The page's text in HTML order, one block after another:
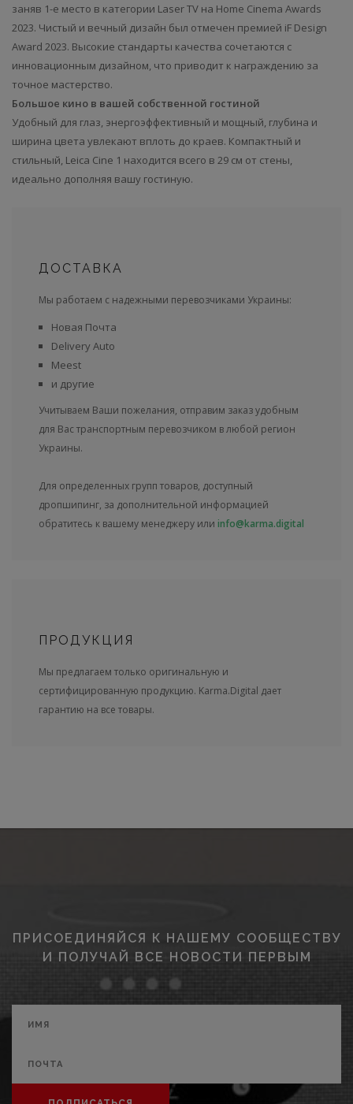
заняв 1-е место в категории Laser TV на Home Cinema Awards
2023. Чистый и вечный дизайн был отмечен премией iF Design
Award 2023. Высокие стандарты качества сочетаются с
инновационным дизайном, что приводит к награждению за
точное мастерство.
Большое кино в вашей собственной гостиной
Удобный для глаз, энергоэффективный и мощный, глубина и
ширина цвета увлекают вплоть до краев. Компактный и
стильный, Leica Cine 1 находится всего в 29 см от стены,
идеально дополняя вашу гостиную.
ДОСТАВКА
Мы работаем с надежными перевозчиками Украины:
Новая Почта
Delivery Auto
Meest
и другие
Учитываем Ваши пожелания, отправим заказ удобным
для Вас транспортным перевозчиком в любой регион
Украины.
Для определенных групп товаров, доступный
дропшипинг, за дополнительной информацией
обратитесь к вашему менеджеру или info@karma.digital
ПРОДУКЦИЯ
Мы предлагаем только оригинальную и
сертифицированную продукцию. Karma.Digital дает
гарантию на все товары.
ПРИСОЕДИНЯЙСЯ К НАШЕМУ СООБЩЕСТВУ
И ПОЛУЧАЙ ВСЕ НОВОСТИ ПЕРВЫМ